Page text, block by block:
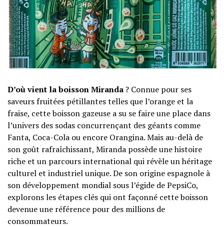
D’où vient la boisson Miranda ? Connue pour ses
saveurs fruitées pétillantes telles que l’orange et la
fraise, cette boisson gazeuse a su se faire une place dans
l’univers des sodas concurrençant des géants comme
Fanta, Coca-Cola ou encore Orangina. Mais au-delà de
son goût rafraîchissant, Miranda possède une histoire
riche et un parcours international qui révèle un héritage
culturel et industriel unique. De son origine espagnole à
son développement mondial sous l’égide de PepsiCo,
explorons les étapes clés qui ont façonné cette boisson
devenue une référence pour des millions de
consommateurs.